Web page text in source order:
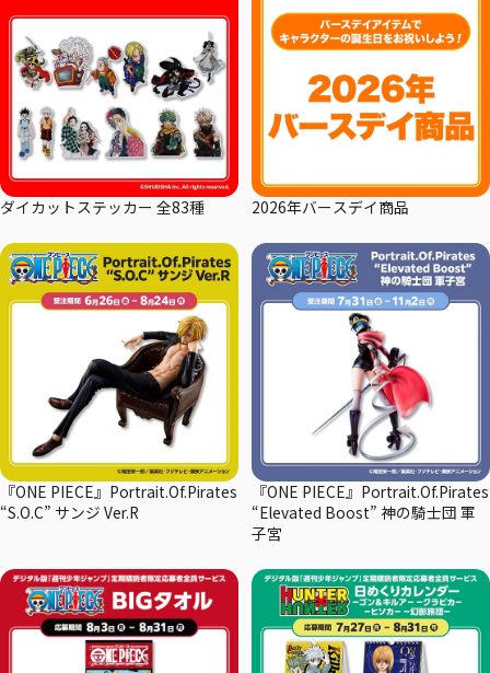
ダイカットステッカー 全83種 2026年バースデイ商品
『ONE PIECE』Portrait.Of.Pirates
“S.O.C” サンジ Ver.R
『ONE PIECE』Portrait.Of.Pirates
“Elevated Boost” 神の騎士団 軍
子宮